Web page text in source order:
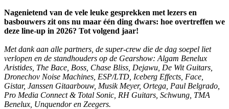
Nagenietend van de vele leuke gesprekken met lezers en
basbouwers zit ons nu maar één ding dwars: hoe overtreffen we
deze line-up in 2026? Tot volgend jaar!
Met dank aan alle partners, de super-crew die de dag soepel liet
verlopen en de standhouders op de Gearshow: Algam Benelux
Aristides, The Bace, Boss, Chase Bliss, Dejawu, De Wit Guitars,
Dronechov Noise Machines, ESP/LTD, Iceberg Effects, Face,
Gistar, Janssen Gitaarbouw, Musik Meyer, Ortega, Paul Belgrado,
Pro Media Connect & Total Sonic, RH Guitars, Schwung, TMA
Benelux, Unquendor en Zeegers.